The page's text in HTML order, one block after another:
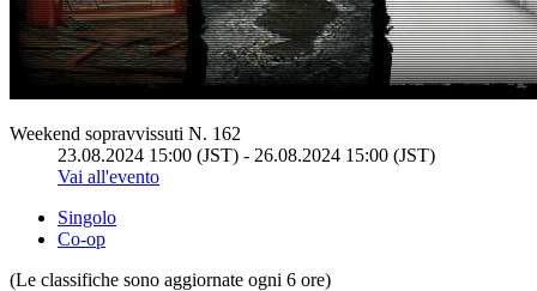
Weekend sopravvissuti N. 162
23.08.2024 15:00 (JST) - 26.08.2024 15:00 (JST)
Vai all'evento
Singolo
Co-op
(Le classifiche sono aggiornate ogni 6 ore)